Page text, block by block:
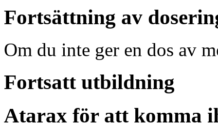
Fortsättning av
Om du inte ger en dos av
Fortsatt utbildning
Atarax för att komma